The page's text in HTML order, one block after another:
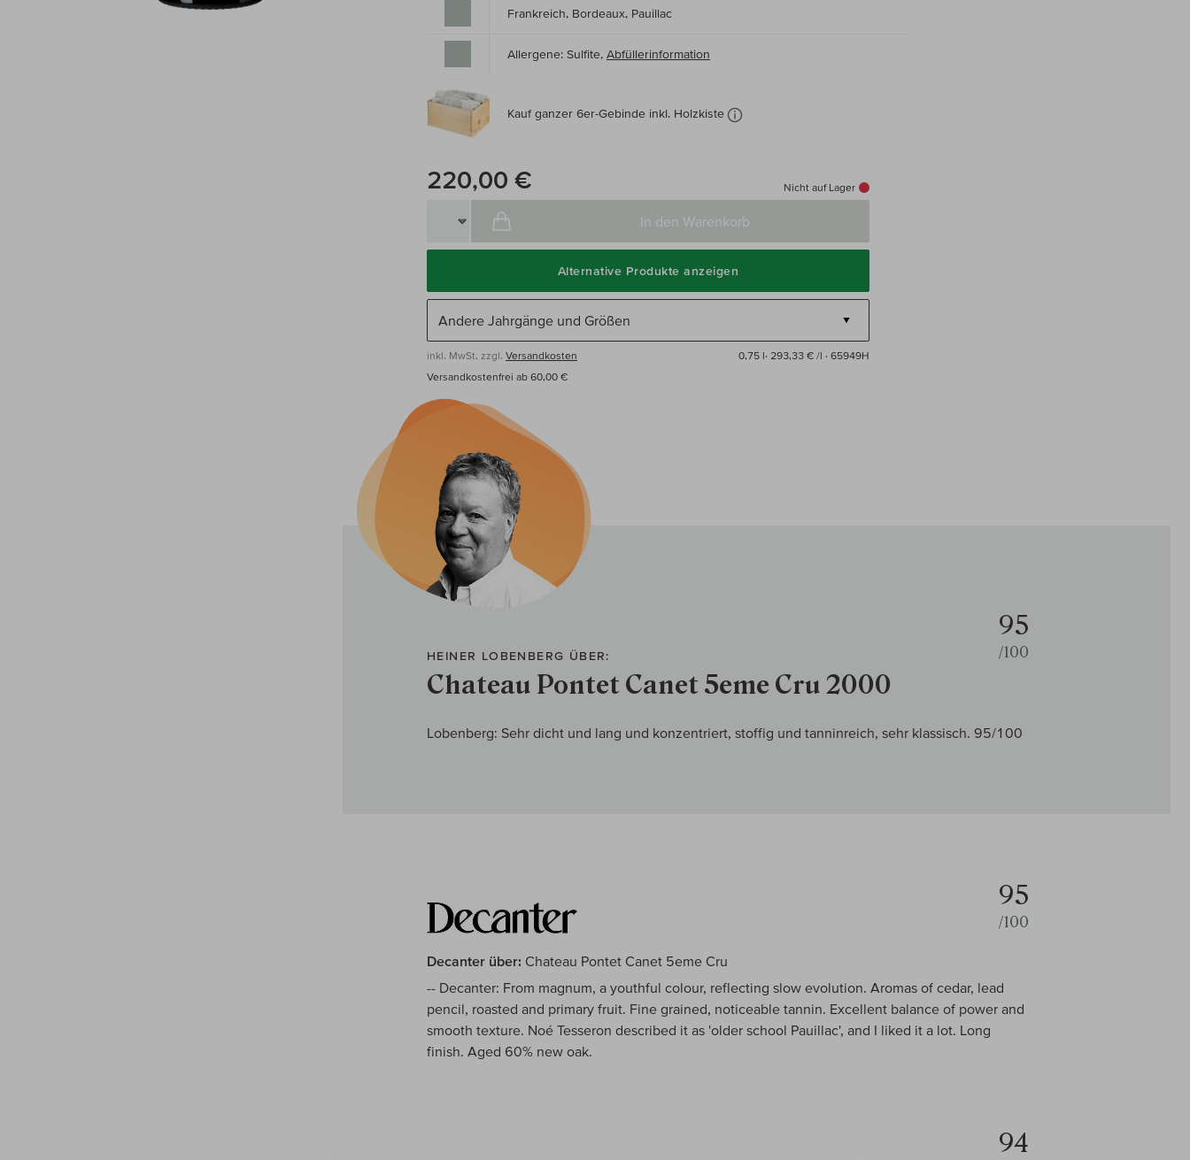
Frankreich, Bordeaux, Pauillac
Allergene: Sulfite, Abfüllerinformation
Kauf ganzer 6er-Gebinde inkl. Holzkiste
220,00 € Nicht auf Lager
In den Warenkorb
Alternative Produkte anzeigen
inkl. MwSt, zzgl. Versandkosten 0,75 l· 293,33 € /l · 65949H
Versandkostenfrei ab 60,00 €
HEINER LOBENBERG ÜBER:
Chateau Pontet Canet 5eme Cru 2000
95
/100
Lobenberg: Sehr dicht und lang und konzentriert, stoffig und tanninreich, sehr klassisch. 95/100
95
/100
Decanter über: Chateau Pontet Canet 5eme Cru
-- Decanter: From magnum, a youthful colour, reflecting slow evolution. Aromas of cedar, lead
pencil, roasted and primary fruit. Fine grained, noticeable tannin. Excellent balance of power and
smooth texture. Noé Tesseron described it as 'older school Pauillac', and I liked it a lot. Long
finish. Aged 60% new oak.
94